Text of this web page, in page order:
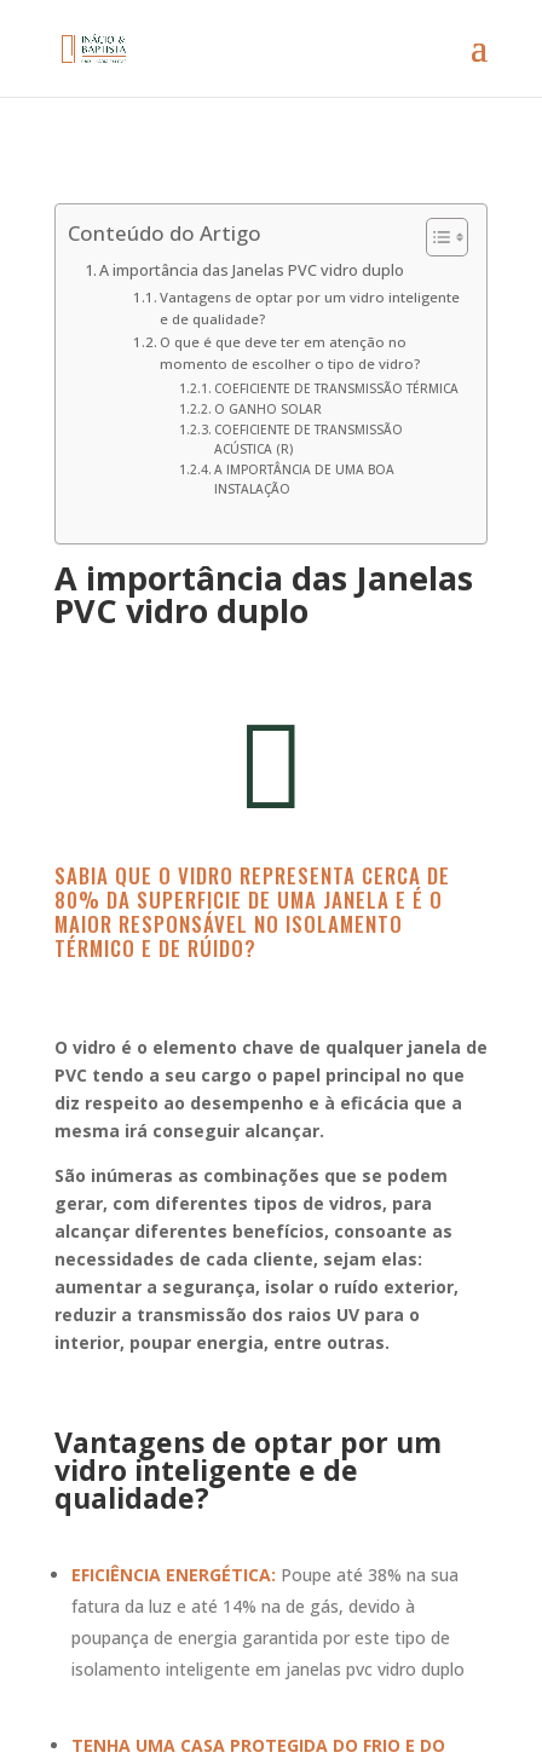
Conteúdo do Artigo
A importância das Janelas PVC vidro duplo
Vantagens de optar por um vidro inteligente
e de qualidade?
O que é que deve ter em atenção no
momento de escolher o tipo de vidro?
COEFICIENTE DE TRANSMISSÃO TÉRMICA
O GANHO SOLAR
COEFICIENTE DE TRANSMISSÃO
ACÚSTICA (R)
A IMPORTÂNCIA DE UMA BOA
INSTALAÇÃO
A importância das Janelas
PVC vidro duplo

SABIA QUE O VIDRO REPRESENTA CERCA DE
80% DA SUPERFICIE DE UMA JANELA E É O
MAIOR RESPONSÁVEL NO ISOLAMENTO
TÉRMICO E DE RÚIDO?
O vidro é o elemento chave de qualquer janela de
PVC tendo a seu cargo o papel principal no que
diz respeito ao desempenho e à eficácia que a
mesma irá conseguir alcançar.
São inúmeras as combinações que se podem
gerar, com diferentes tipos de vidros, para
alcançar diferentes benefícios, consoante as
necessidades de cada cliente, sejam elas:
aumentar a segurança, isolar o ruído exterior,
reduzir a transmissão dos raios UV para o
interior, poupar energia, entre outras.
Vantagens de optar por um
vidro inteligente e de
qualidade?
EFICIÊNCIA ENERGÉTICA: Poupe até 38% na sua
fatura da luz e até 14% na de gás, devido à
poupança de energia garantida por este tipo de
isolamento inteligente em janelas pvc vidro duplo
TENHA UMA CASA PROTEGIDA DO FRIO E DO